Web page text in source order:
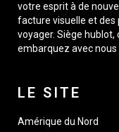
votre esprit à de
facture visuelle et des
voyager. Siège hublot,
embarquez avec nous
LE SITE
Amérique du Nord